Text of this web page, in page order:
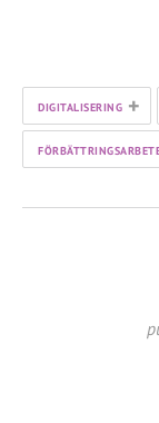
DIGITALISERING +